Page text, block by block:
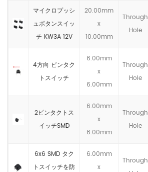
マイクロプッシ
ュボタンスイッ
チ KW3A 12V
20.00mm
x
10.00mm
Through
Hole
4方向 ピンタク
トスイッチ
6.00mm
x
6.00mm
Through
Hole
2ピンタクトス
イッチSMD
6.00mm
x
6.00mm
Through
Hole
6x6 SMD タク
トスイッチを防
6.00mm
x
Through